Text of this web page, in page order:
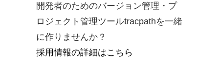
開発者のためのバージョン管理・プ
ロジェクト管理ツールtracpathを一緒
に作りませんか？
採用情報の詳細はこちら